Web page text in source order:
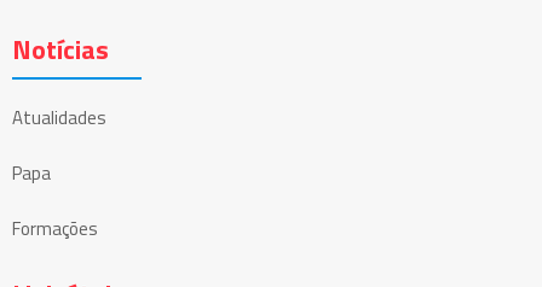
Notícias
Atualidades
Papa
Formações